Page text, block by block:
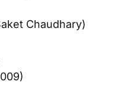
Chaudhary)